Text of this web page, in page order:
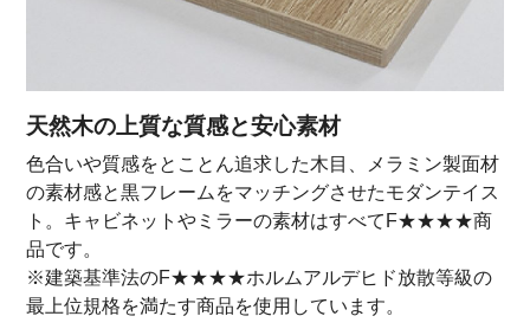
天然木の上質な質感と安心素材
色合いや質感をとことん追求した木目、メラミン製面材
の素材感と黒フレームをマッチングさせたモダンテイス
ト。キャビネットやミラーの素材はすべてF★★★★商
品です。
※建築基準法のF★★★★ホルムアルデヒド放散等級の
最上位規格を満たす商品を使用しています。